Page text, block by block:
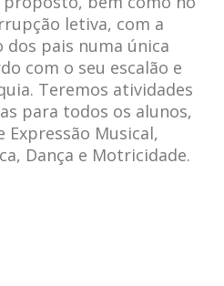
letiva, com a
pais numa única
com o seu escalão e
Teremos atividades
para todos os alunos,
Expressão Musical,
Dança e Motricidade.